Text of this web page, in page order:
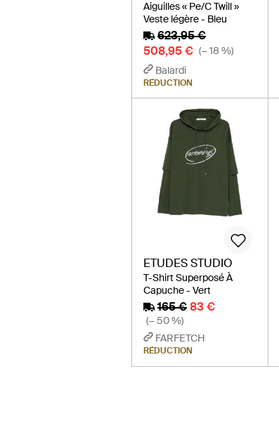
Aiguilles « Pe/C Twill »
Veste légère - Bleu
623,95 €
508,95 € (− 18 %)
Balardi
RÉDUCTION
ETUDES STUDIO
T-Shirt Superposé À
Capuche - Vert
165 €83 €
(− 50 %)
FARFETCH
RÉDUCTION